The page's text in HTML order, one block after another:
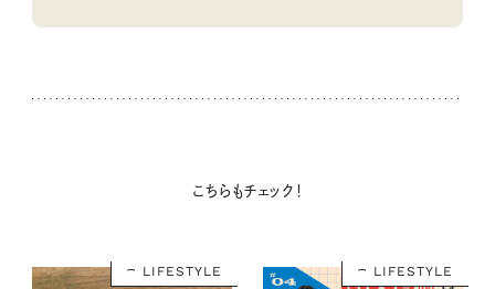
こちらもチェック！
LIFESTYLE LIFESTYLE